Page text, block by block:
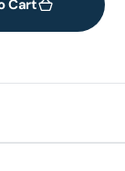
Cart